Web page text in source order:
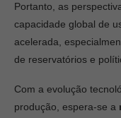
Portanto, as
capacidade global de
acelerada,
de reservatórios e
Com a evolução
produção, espera-se a